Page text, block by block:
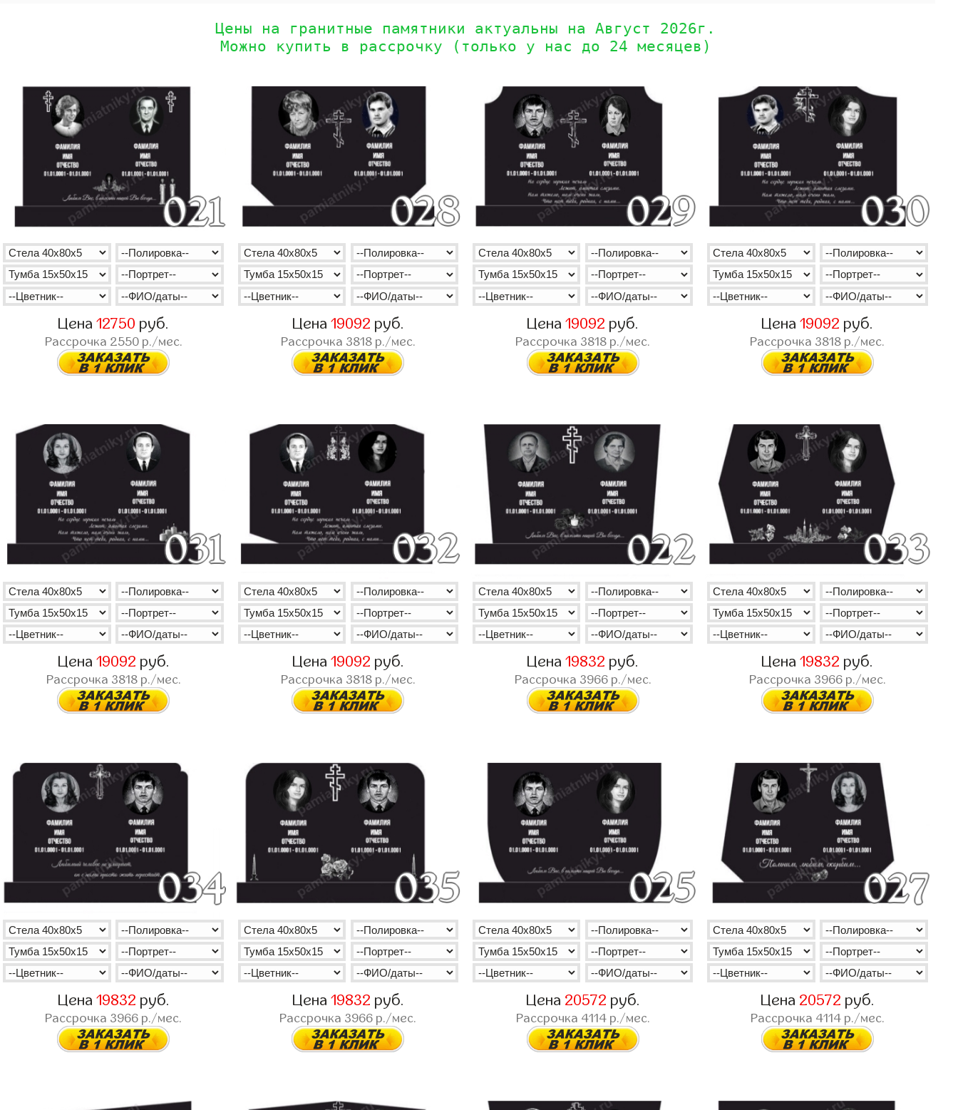
Цены на гранитные памятники актуальны на Август 2026г.
Можно купить в рассрочку (только у нас до 24 месяцев)
Цена12750 руб.
Рассрочка 2550р./мес.
Цена 19092 руб.
Рассрочка 3818р./мес.
Цена19092 руб.
Рассрочка 3818 р./мес.
Цена19092 руб.
Рассрочка 3818 р./мес.
Цена 19092 руб.
Рассрочка 3818р./мес.
Цена 19092 руб.
Рассрочка 3818р./мес.
Цена19832 руб.
Рассрочка 3966р./мес.
Цена19832 руб.
Рассрочка 3966р./мес.
Цена 19832 руб.
Рассрочка 3966 р./мес.
Цена 19832 руб.
Рассрочка 3966 р./мес.
Цена 20572 руб.
Рассрочка 4114р./мес.
Цена 20572 руб.
Рассрочка 4114р./мес.